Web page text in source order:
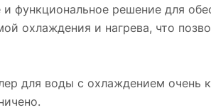
функциональное решение для
охлаждения и нагрева, что
для воды с охлаждением очень